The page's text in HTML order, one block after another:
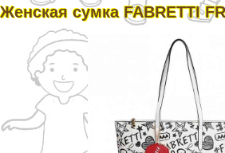
Женская сумка FABRETTI